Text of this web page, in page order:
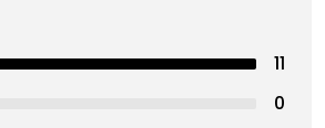
11
0